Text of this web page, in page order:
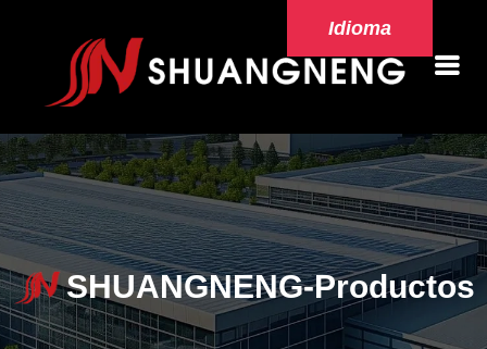
Idioma
SHUANGNENG-Productos